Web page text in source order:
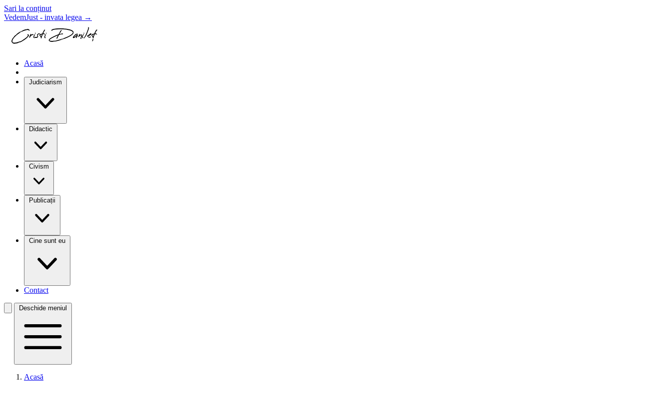
Sari la conținut
VedemJust - invata legea →
Acasă
Judiciarism
Didactic
Civism
Publicații
Cine sunt eu
Contact
Deschide meniul
Acasă